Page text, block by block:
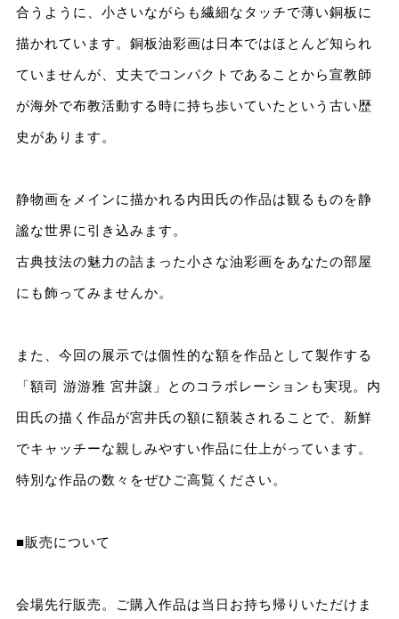
合うように、小さいながらも繊細なタッチで薄い銅板に
描かれています。銅板油彩画は日本ではほとんど知られ
ていませんが、丈夫でコンパクトであることから宣教師
が海外で布教活動する時に持ち歩いていたという古い歴
史があります。
静物画をメインに描かれる内田氏の作品は観るものを静
謐な世界に引き込みます。
古典技法の魅力の詰まった小さな油彩画をあなたの部屋
にも飾ってみませんか。
また、今回の展示では個性的な額を作品として製作する
「額司 游游雅 宮井譲」とのコラボレーションも実現。内
田氏の描く作品が宮井氏の額に額装されることで、新鮮
でキャッチーな親しみやすい作品に仕上がっています。
特別な作品の数々をぜひご高覧ください。
■販売について
会場先行販売。ご購入作品は当日お持ち帰りいただけま